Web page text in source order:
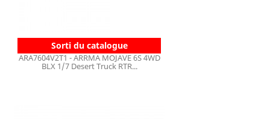
Sorti du catalogue
ARA7604V2T1 - ARRMA MOJAVE 6S 4WD
BLX 1/7 Desert Truck RTR...